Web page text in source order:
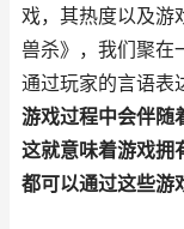
戏，其热度以及游
兽杀》，我们聚在
通过玩家的言语表
游戏过程中会伴随
这就意味着游戏拥
都可以通过这些游